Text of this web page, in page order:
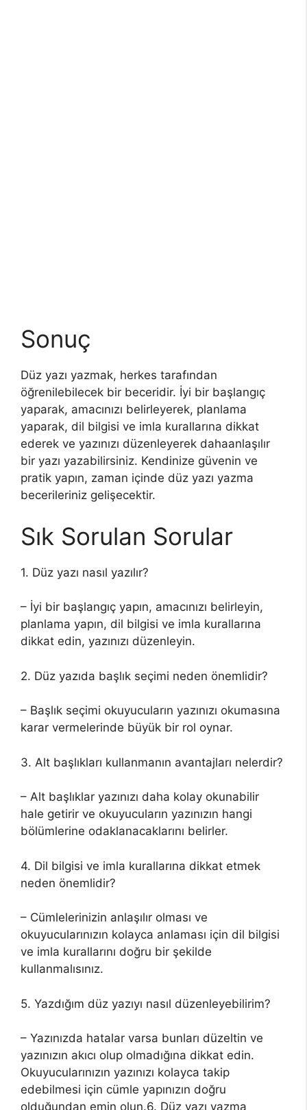
Sonuç
Düz yazı yazmak, herkes tarafından
öğrenilebilecek bir beceridir. İyi bir başlangıç
yaparak, amacınızı belirleyerek, planlama
yaparak, dil bilgisi ve imla kurallarına dikkat
ederek ve yazınızı düzenleyerek dahaanlaşılır
bir yazı yazabilirsiniz. Kendinize güvenin ve
pratik yapın, zaman içinde düz yazı yazma
becerileriniz gelişecektir.
Sık Sorulan Sorular
1. Düz yazı nasıl yazılır?
– İyi bir başlangıç yapın, amacınızı belirleyin,
planlama yapın, dil bilgisi ve imla kurallarına
dikkat edin, yazınızı düzenleyin.
2. Düz yazıda başlık seçimi neden önemlidir?
– Başlık seçimi okuyucuların yazınızı okumasına
karar vermelerinde büyük bir rol oynar.
3. Alt başlıkları kullanmanın avantajları nelerdir?
– Alt başlıklar yazınızı daha kolay okunabilir
hale getirir ve okuyucuların yazınızın hangi
bölümlerine odaklanacaklarını belirler.
4. Dil bilgisi ve imla kurallarına dikkat etmek
neden önemlidir?
– Cümlelerinizin anlaşılır olması ve
okuyucularınızın kolayca anlaması için dil bilgisi
ve imla kurallarını doğru bir şekilde
kullanmalısınız.
5. Yazdığım düz yazıyı nasıl düzenleyebilirim?
– Yazınızda hatalar varsa bunları düzeltin ve
yazınızın akıcı olup olmadığına dikkat edin.
Okuyucularınızın yazınızı kolayca takip
edebilmesi için cümle yapınızın doğru
olduğundan emin olun.6. Düz yazı yazma